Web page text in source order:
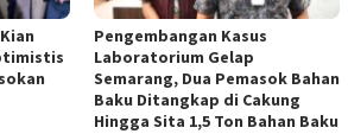
Pengembangan Kasus
Laboratorium Gelap
Semarang, Dua Pemasok Bahan
Baku Ditangkap di Cakung
Hingga Sita 1,5 Ton Bahan Baku